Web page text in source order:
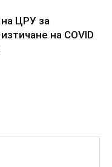
ЦРУ за
на COVID